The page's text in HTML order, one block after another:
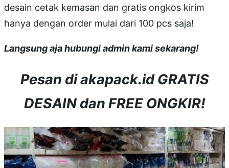
desain cetak kemasan dan gratis ongkos kirim
hanya dengan order mulai dari 100 pcs saja!
Langsung aja hubungi admin kami sekarang!
Pesan di akapack.id GRATIS
DESAIN dan FREE ONGKIR!